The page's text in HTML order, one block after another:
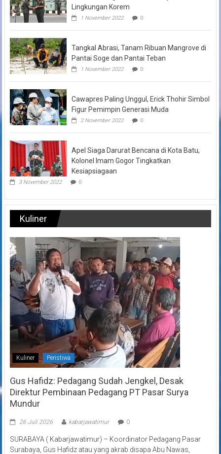
Lingkungan Korem
1 November 2022 0
Tangkal Abrasi, Tanam Ribuan Mangrove di
Pantai Soge dan Pantai Teban
1 November 2022 0
Cawapres Paling Unggul, Erick Thohir Simbol
Figur Pemimpin Generasi Muda
2 November 2022 0
Apel Siaga Darurat Bencana di Kota Batu,
Kolonel Imam Gogor Tingkatkan
Kesiapsiagaan
3 November 2022 0
Kuliner
Kuliner Peristiwa
Gus Hafidz: Pedagang Sudah Jengkel, Desak
Direktur Pembinaan Pedagang PT Pasar Surya
Mundur
26 Juli 2026 kabarjawatimur 0
SURABAYA ( Kabarjawatimur) – Koordinator Pedagang Pasar
Surabaya, Gus Hafidz atau yang akrab disapa Abu Nawas,